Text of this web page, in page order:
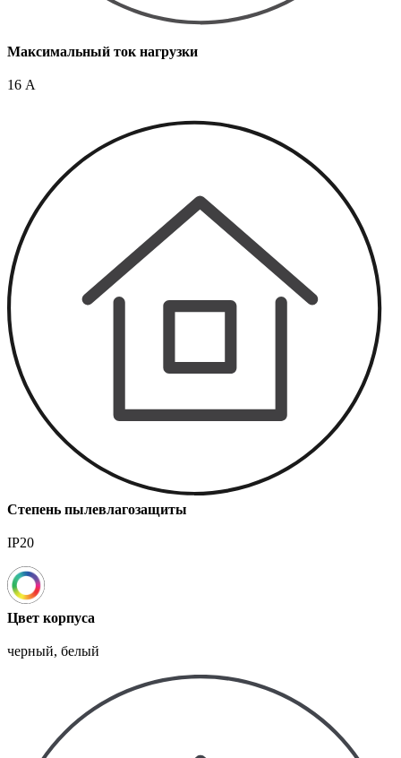
Максимальный ток нагрузки
16 А
Степень пылевлагозащиты
IP20
Цвет корпуса
черный, белый